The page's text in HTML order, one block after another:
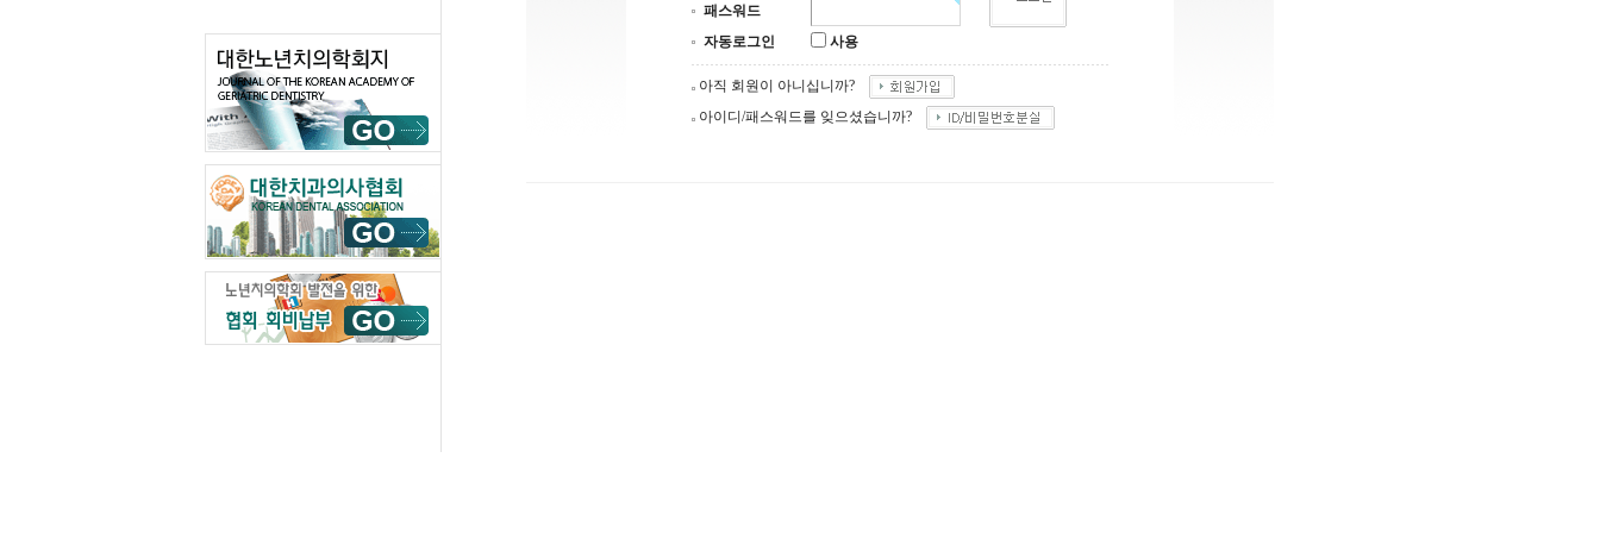
패스워드
자동로그인
사용
아직 회원이 아니십니까?
아이디/패스워드를 잊으셨습니까?